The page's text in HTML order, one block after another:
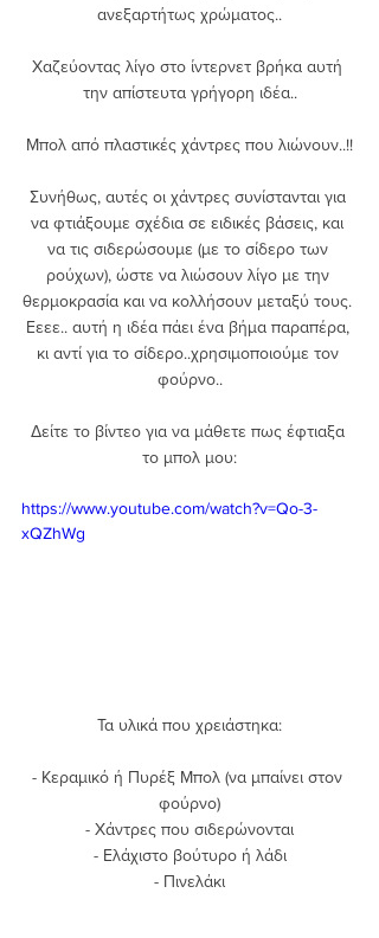
ανεξαρτήτως χρώματος..
Χαζεύοντας λίγο στο ίντερνετ βρήκα αυτή
την απίστευτα γρήγορη ιδέα..
Μπολ από πλαστικές χάντρες που λιώνουν..!!
Συνήθως, αυτές οι χάντρες συνίστανται για
να φτιάξουμε σχέδια σε ειδικές βάσεις, και
να τις σιδερώσουμε (με το σίδερο των
ρούχων), ώστε να λιώσουν λίγο με την
θερμοκρασία και να κολλήσουν μεταξύ τους.
Εεεε.. αυτή η ιδέα πάει ένα βήμα παραπέρα,
κι αντί για το σίδερο..χρησιμοποιούμε τον
φούρνο..
Δείτε το βίντεο για να μάθετε πως έφτιαξα
το μπολ μου:
https://www.youtube.com/watch?v=Qo-3-
xQZhWg
Τα υλικά που χρειάστηκα:
- Κεραμικό ή Πυρέξ Μπολ (να μπαίνει στον
φούρνο)
- Χάντρες που σιδερώνονται
- Ελάχιστο βούτυρο ή λάδι
- Πινελάκι